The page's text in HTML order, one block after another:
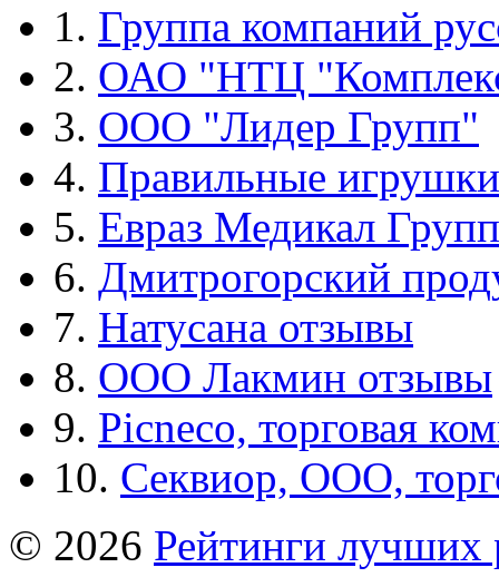
1. Группа компаний
2. ОАО "НТЦ
3. ООО "Лидер Групп"
4. Правильные игрушки
5. Евраз Медикал Групп
6. Дмитрогорский
7. Натусана отзывы
8. ООО Лакмин отзывы
9. Picneco, торговая
10. Секвиор, ООО,
© 2026 Рейтинги лучших